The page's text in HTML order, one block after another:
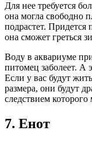
Для нее требуется
она могла свободно
подрастет. Придется
она сможет греться
Воду в аквариуме
питомец заболеет. А
Если у вас будут
размера, они будут
следствием которого
7. Енот